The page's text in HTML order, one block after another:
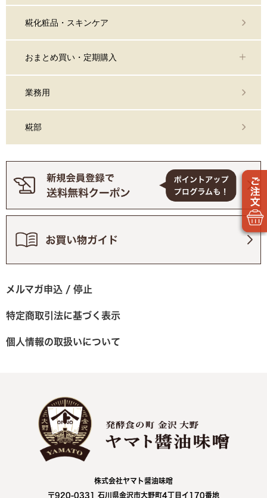
糀化粧品・スキンケア
おまとめ買い・定期購入
業務用
糀部
メルマガ申込 / 停止
特定商取引法に基づく表示
個人情報の取扱いについて
株式会社ヤマト醤油味噌
〒920-0331 石川県金沢市大野町4丁目イ170番地